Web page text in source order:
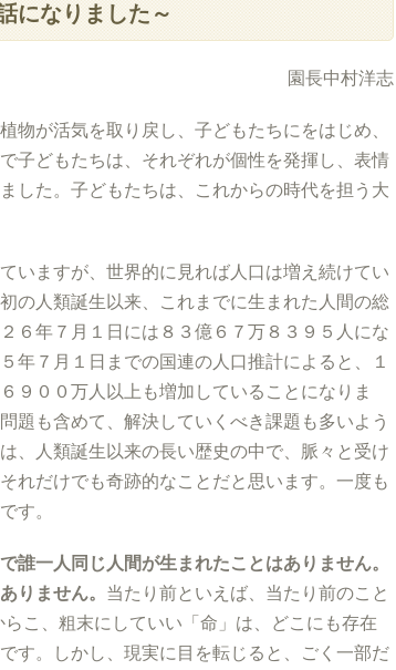
になりました～
園長中村洋志
が活気を取り戻し、子どもたちにをはじめ、
子どもたちは、それぞれが個性を発揮し、表情
した。子どもたちは、これからの時代を担う大
いますが、世界的に見れば人口は増え続けてい
の人類誕生以来、これまでに生まれた人間の総
６年７月１日には８３億６７万８３９５人にな
年７月１日までの国連の人口推計によると、１
９００万人以上も増加していることになりま
題も含めて、解決していくべき課題も多いよう
、人類誕生以来の長い歴史の中で、脈々と受け
れだけでも奇跡的なことだと思います。一度も
す。
誰一人同じ人間が生まれたことはありません。
りません。 当たり前といえば、当たり前のこと
こ、粗末にしていい「命」は、どこにも存在
す。しかし、現実に目を転じると、ごく一部だ